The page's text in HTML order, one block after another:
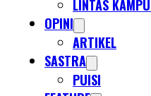
LINTAS
OPINI
ARTIKEL
SASTRA
PUISI